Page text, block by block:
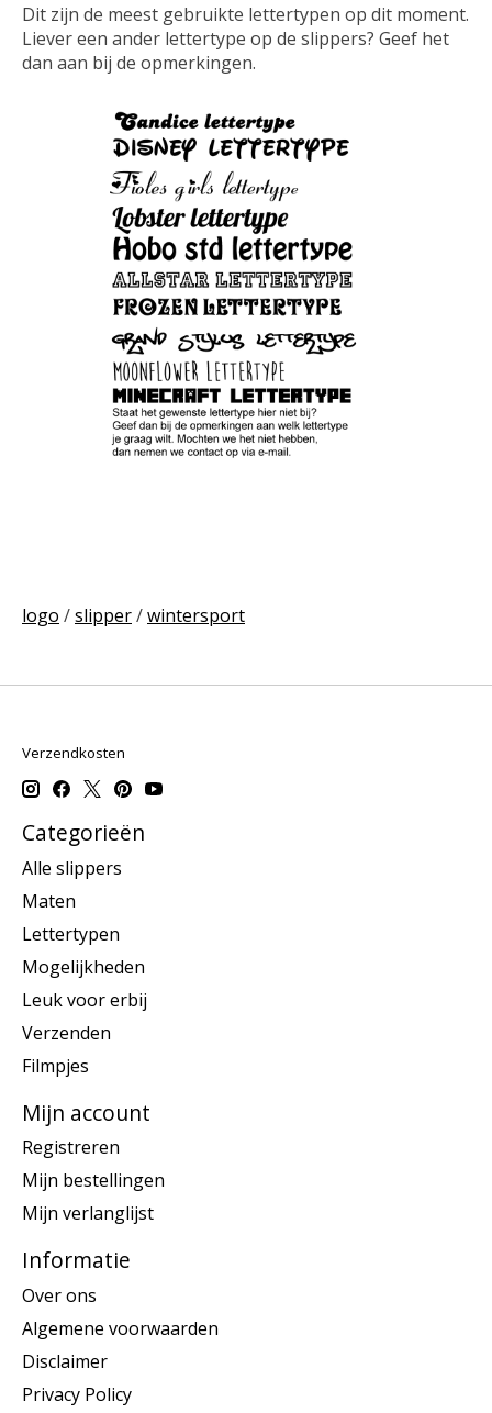
Dit zijn de meest gebruikte lettertypen op dit moment.
Liever een ander lettertype op de slippers? Geef het
dan aan bij de opmerkingen.
logo /slipper/wintersport
Verzendkosten
Categorieën
Alle slippers
Maten
Lettertypen
Mogelijkheden
Leuk voor erbij
Verzenden
Filmpjes
Mijn account
Registreren
Mijn bestellingen
Mijn verlanglijst
Informatie
Over ons
Algemene voorwaarden
Disclaimer
Privacy Policy